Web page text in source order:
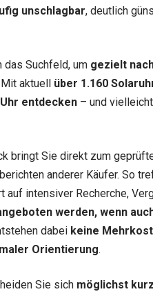
unschlagbar, deutlich
Suchfeld, um gezielt
aktuell über 1.160
entdecken – und
bringt Sie direkt zum
anderer Käufer. So
auf intensiver Recherche,
werden, wenn
dabei keine
Orientierung.
Sie sich möglichst